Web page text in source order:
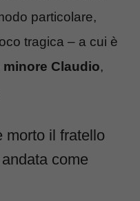
particolare,
tragica – a cui è
Claudio,
morto il fratello
come